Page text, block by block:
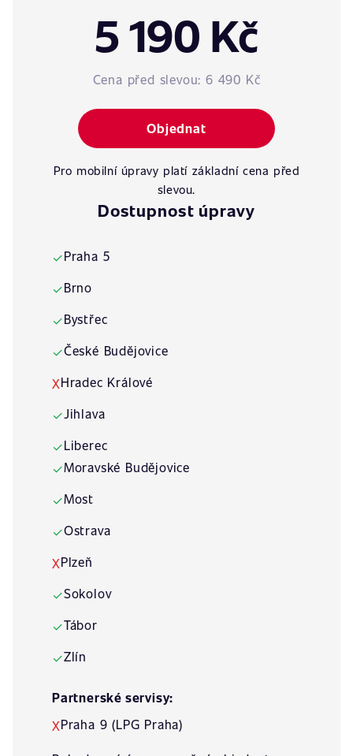
5 190 Kč
Cena před slevou: 6 490 Kč
Objednat
Pro mobilní úpravy platí základní cena před
slevou.
Dostupnost úpravy
✓Praha 5
✓Brno
✓Bystřec
✓České Budějovice
XHradec Králové
✓Jihlava
✓Liberec
✓Moravské Budějovice
✓Most
✓Ostrava
XPlzeň
✓Sokolov
✓Tábor
✓Zlín
Partnerské servisy:
XPraha 9 (LPG Praha)